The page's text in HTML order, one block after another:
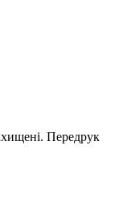
Передрук